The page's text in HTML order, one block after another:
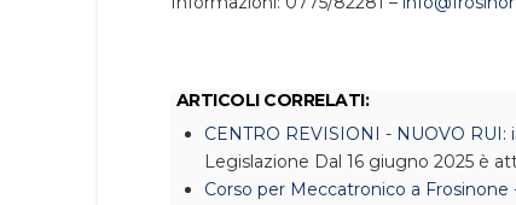
ARTICOLI CORRELATI:
CENTRO REVISIONI - NUOVO
Legislazione Dal 16 giugno 2025 è
Corso per Meccatronico a